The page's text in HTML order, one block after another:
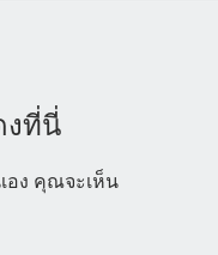
งที่นี่
อง คุณจะเห็น